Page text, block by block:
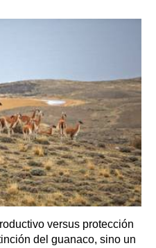
versus protección
del guanaco, sino un